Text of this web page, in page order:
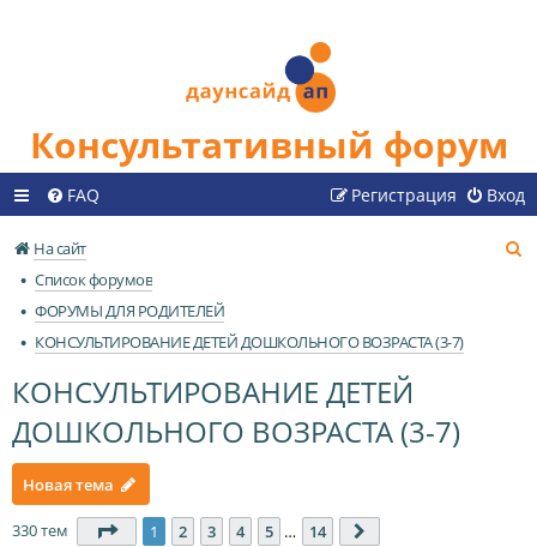
Консультативный форум
FAQ Вход
Регистрация
На сайт
Список форумов
ФОРУМЫ ДЛЯ РОДИТЕЛЕЙ
КОНСУЛЬТИРОВАНИЕ ДЕТЕЙ ДОШКОЛЬНОГО ВОЗРАСТА (3-7)
КОНСУЛЬТИРОВАНИЕ ДЕТЕЙ
ДОШКОЛЬНОГО ВОЗРАСТА (3-7)
Новая тема
330 тем Страница 1из 14
1 2 3 4 5 … 14